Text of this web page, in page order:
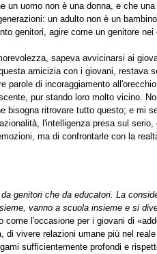
uomo non è una donna, e che
un adulto non è un
genitori, agire come un genitore
sapeva avvicinarsi ai
amicizia con i giovani, restava
parole di incoraggiamento
pur stando loro molto vicino.
bisogna ritrovare tutto questo; e mi
l'intelligenza presa sul
ma di confrontarle con la
genitori che da educatori. La
vanno a scuola insieme e si
l'occasione per i giovani di
vivere relazioni umane più nel
sufficientemente profondi e